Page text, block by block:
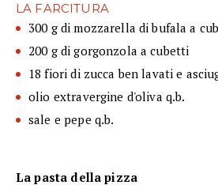
LA FARCITURA
300 g di mozzarella di bufala a
200 g di gorgonzola a cubetti
18 fiori di zucca ben lavati e
olio extravergine d'oliva q.b.
sale e pepe q.b.
La pasta della pizza